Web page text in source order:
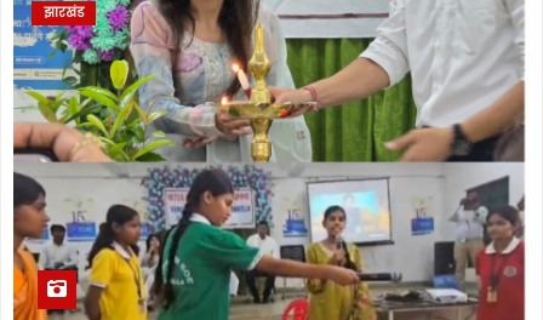
झारखंड